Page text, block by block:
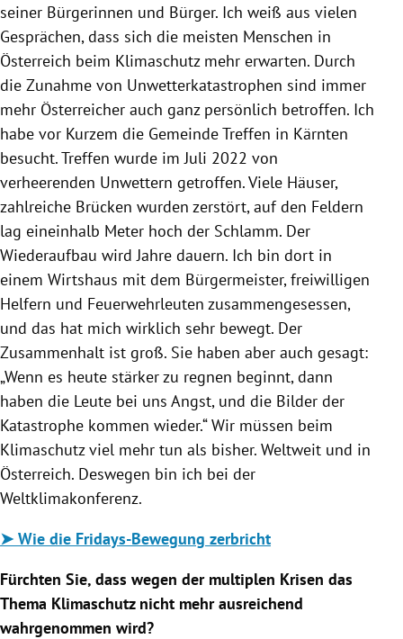
seiner Bürgerinnen und Bürger. Ich weiß aus vielen
Gesprächen, dass sich die meisten Menschen in
Österreich beim Klimaschutz mehr erwarten. Durch
die Zunahme von Unwetterkatastrophen sind immer
mehr Österreicher auch ganz persönlich betroffen. Ich
habe vor Kurzem die Gemeinde Treffen in Kärnten
besucht. Treffen wurde im Juli 2022 von
verheerenden Unwettern getroffen. Viele Häuser,
zahlreiche Brücken wurden zerstört, auf den Feldern
lag eineinhalb Meter hoch der Schlamm. Der
Wiederaufbau wird Jahre dauern. Ich bin dort in
einem Wirtshaus mit dem Bürgermeister, freiwilligen
Helfern und Feuerwehrleuten zusammengesessen,
und das hat mich wirklich sehr bewegt. Der
Zusammenhalt ist groß. Sie haben aber auch gesagt:
„Wenn es heute stärker zu regnen beginnt, dann
haben die Leute bei uns Angst, und die Bilder der
Katastrophe kommen wieder.“ Wir müssen beim
Klimaschutz viel mehr tun als bisher. Weltweit und in
Österreich. Deswegen bin ich bei der
Weltklimakonferenz.
➤ Wie die Fridays-Bewegung zerbricht
Fürchten Sie, dass wegen der multiplen Krisen das
Thema Klimaschutz nicht mehr ausreichend
wahrgenommen wird?